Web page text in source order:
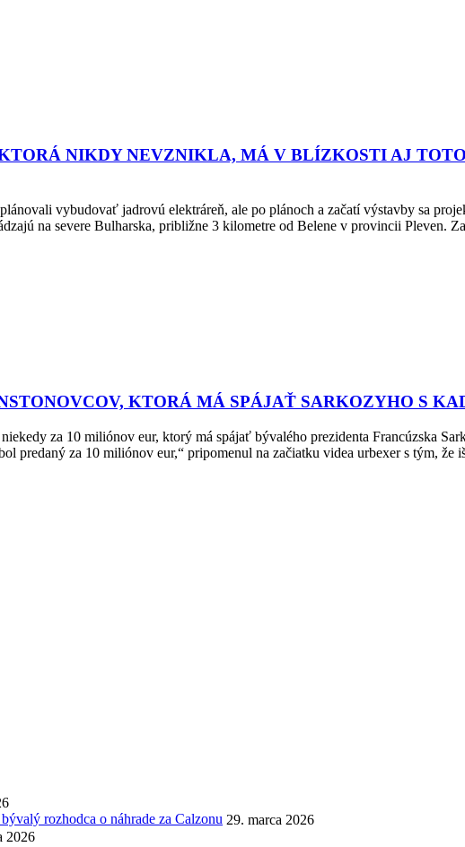
NIKDY NEVZNIKLA, MÁ V BLÍZKOSTI AJ
vybudovať jadrovú elektráreň, ale po plánoch a začatí výstavby sa
na severe Bulharska, približne 3 kilometre od Belene v provincii Pleven.
KTORÁ MÁ SPÁJAŤ SARKOZYHO S
za 10 miliónov eur, ktorý má spájať bývalého prezidenta Francúzska
predaný za 10 miliónov eur,“ pripomenul na začiatku videa urbexer s tým,
rozhodca o náhrade za Calzonu 29. marca 2026
2026